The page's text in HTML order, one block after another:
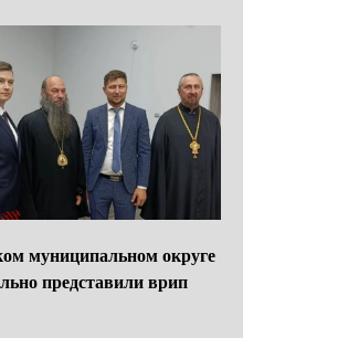
муниципальном округе
представили врип